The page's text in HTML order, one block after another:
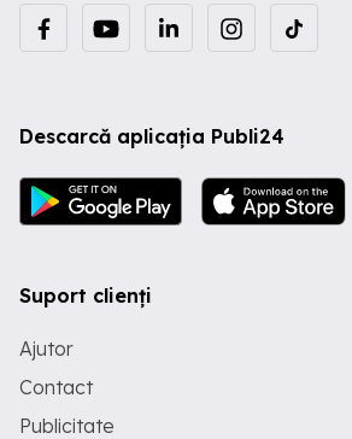
Descarcă aplicația Publi24
Suport clienți
Ajutor
Contact
Publicitate